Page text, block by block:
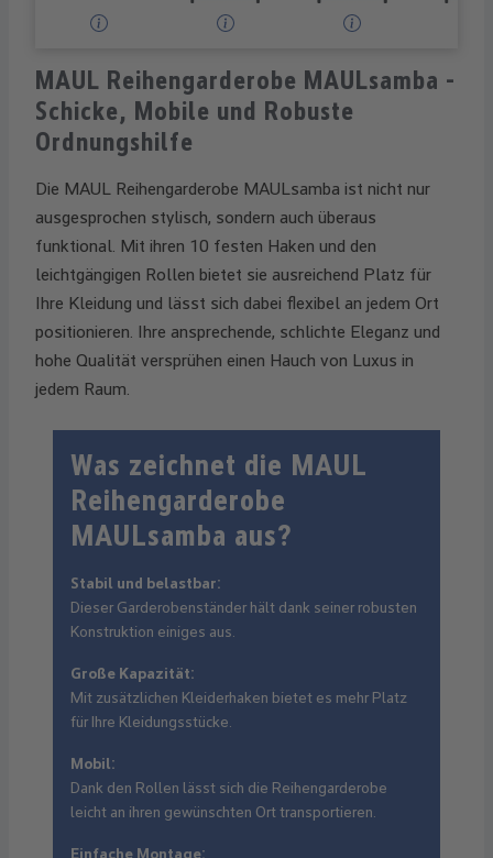
MAUL Reihengarderobe MAULsamba -
Schicke, Mobile und Robuste
Ordnungshilfe
Die MAUL Reihengarderobe MAULsamba ist nicht nur
ausgesprochen stylisch, sondern auch überaus
funktional. Mit ihren 10 festen Haken und den
leichtgängigen Rollen bietet sie ausreichend Platz für
Ihre Kleidung und lässt sich dabei flexibel an jedem Ort
positionieren. Ihre ansprechende, schlichte Eleganz und
hohe Qualität versprühen einen Hauch von Luxus in
jedem Raum.
Was zeichnet die MAUL
Reihengarderobe
MAULsamba aus?
Stabil und belastbar:
Dieser Garderobenständer hält dank seiner robusten
Konstruktion einiges aus.
Große Kapazität:
Mit zusätzlichen Kleiderhaken bietet es mehr Platz
für Ihre Kleidungsstücke.
Mobil:
Dank den Rollen lässt sich die Reihengarderobe
leicht an ihren gewünschten Ort transportieren.
Einfache Montage: